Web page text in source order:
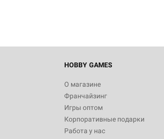
HOBBY GAMES
О магазине
Франчайзинг
Игры оптом
Корпоративные подарки
Работа у нас